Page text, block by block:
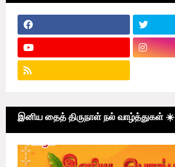
இனிய தைத் திருநாள் நல் வாழ்த்துகள் ☀️